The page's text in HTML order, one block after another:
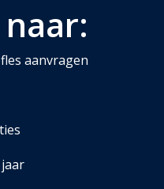
aanvragen